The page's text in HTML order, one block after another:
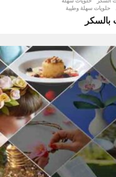
,
حلويات سهلة وطيبة